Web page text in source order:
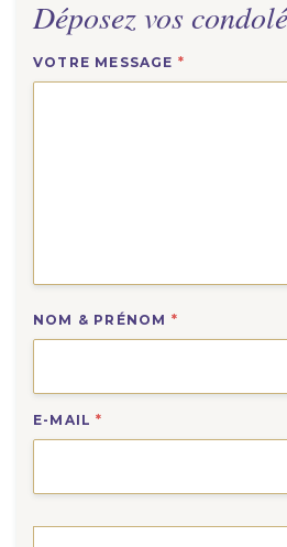
Déposez vos
VOTRE MESSAGE *
NOM & PRÉNOM *
E-MAIL*